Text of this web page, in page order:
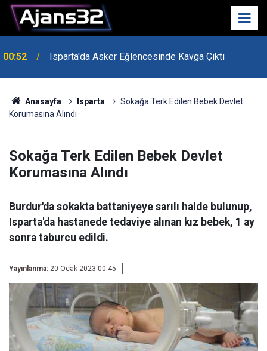
00:52 Isparta'da Asker Eğlencesinde Kavga Çıktı
Anasayfa Isparta
Sokağa Terk Edilen Bebek Devlet
Korumasına Alındı
Sokağa Terk Edilen Bebek Devlet
Korumasına Alındı
Burdur'da sokakta battaniyeye sarılı halde bulunup,
Isparta'da hastanede tedaviye alınan kız bebek, 1 ay
sonra taburcu edildi.
Yayınlanma: 20 Ocak 2023 00:45